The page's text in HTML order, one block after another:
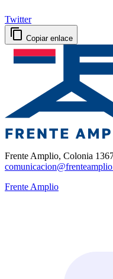
Twitter
Copiar enlace
Frente Amplio, Colonia
Frente Amplio